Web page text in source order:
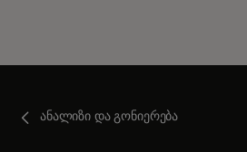
ანალიზი და გონიერება